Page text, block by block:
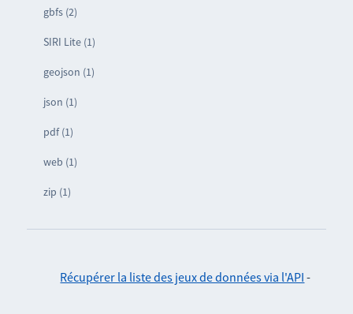
gbfs (2)
SIRI Lite (1)
geojson (1)
json (1)
pdf (1)
web (1)
zip (1)
Récupérer la liste des jeux de données via l'API -